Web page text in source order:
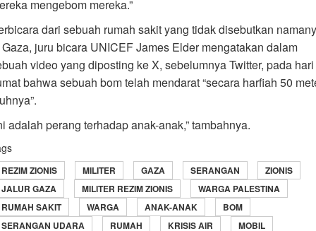
mengebom mereka.”
dari sebuah rumah sakit yang tidak disebutkan
juru bicara UNICEF James Elder mengatakan dalam
video yang diposting ke X, sebelumnya Twitter, pada hari
bahwa sebuah bom telah mendarat “secara harfiah 50
adalah perang terhadap anak-anak,” tambahnya.
REZIM ZIONIS MILITER GAZA SERANGAN
ZIONIS
JALUR GAZA
MILITER REZIM ZIONIS
WARGA PALESTINA
RUMAH SAKIT
WARGA ANAK-ANAK
BOM
SERANGAN UDARA
RUMAH KRISIS AIR
MOBIL